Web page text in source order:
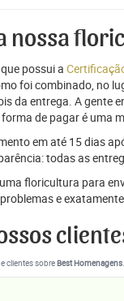
nossa
possui a
foi combinado, no
da entrega. A gente
de pagar é uma
em até 15 dias
todas as
floricultura para
e
clientes sobreBest Homenagens